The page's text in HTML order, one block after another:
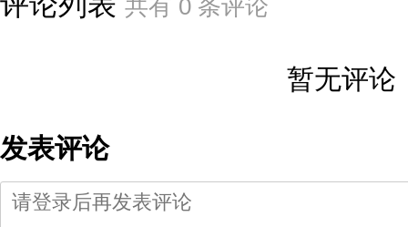
共有 0 条评论
暂无评论
发表评论